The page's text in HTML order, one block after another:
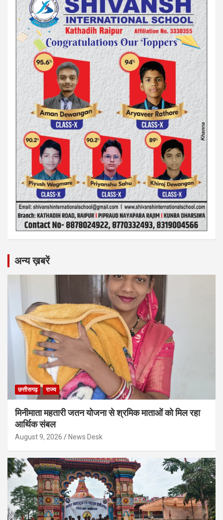
अन्य ख़बरें
छत्तीसगढ़ राज्य
मिनीमाता महतारी जतन योजना से श्रमिक माताओं को मिल रहा
आर्थिक संबल
August 9, 2026 News Desk